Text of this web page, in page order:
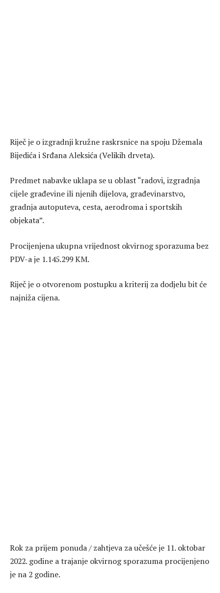
Riječ je o izgradnji kružne raskrsnice na spoju Džemala
Bijedića i Srđana Aleksića (Velikih drveta).
Predmet nabavke uklapa se u oblast “radovi, izgradnja
cijele građevine ili njenih dijelova, građevinarstvo,
gradnja autoputeva, cesta, aerodroma i sportskih
objekata”.
Procijenjena ukupna vrijednost okvirnog sporazuma bez
PDV-a je 1.145.299 KM.
Riječ je o otvorenom postupku a kriterij za dodjelu bit će
najniža cijena.
Rok za prijem ponuda / zahtjeva za učešće je 11. oktobar
2022. godine a trajanje okvirnog sporazuma procijenjeno
je na 2 godine.